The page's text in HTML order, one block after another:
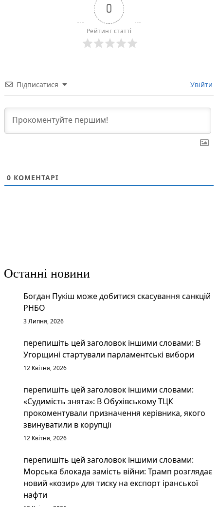
0
Рейтинг статті
Підписатися Увійти
0 КОМЕНТАРІ
Останні новини
Богдан Пукіш може добитися скасування санкцій
РНБО
3 Липня, 2026
перепишіть цей заголовок іншими словами: В
Угорщині стартували парламентські вибори
12 Квітня, 2026
перепишіть цей заголовок іншими словами:
«Судимість знята»: В Обухівському ТЦК
прокоментували призначення керівника, якого
звинуватили в корупції
12 Квітня, 2026
перепишіть цей заголовок іншими словами:
Морська блокада замість війни: Трамп розглядає
новий «козир» для тиску на експорт іранської
нафти